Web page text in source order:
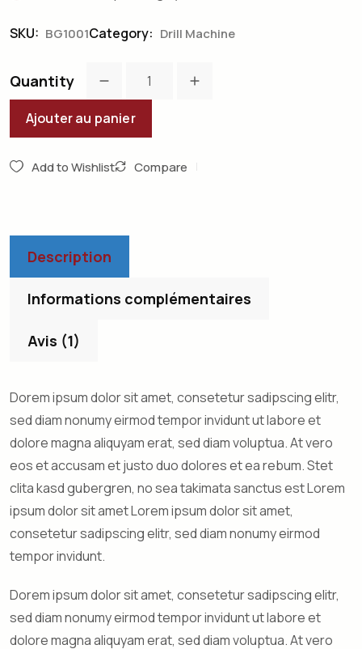
SKU: BG1001Category: Drill Machine
Quantity
Ajouter au panier
Add to Wishlist Compare
Description
Informations complémentaires
Avis (1)
Dorem ipsum dolor sit amet, consetetur sadipscing elitr,
sed diam nonumy eirmod tempor invidunt ut labore et
dolore magna aliquyam erat, sed diam voluptua. At vero
eos et accusam et justo duo dolores et ea rebum. Stet
clita kasd gubergren, no sea takimata sanctus est Lorem
ipsum dolor sit amet Lorem ipsum dolor sit amet,
consetetur sadipscing elitr, sed diam nonumy eirmod
tempor invidunt.
Dorem ipsum dolor sit amet, consetetur sadipscing elitr,
sed diam nonumy eirmod tempor invidunt ut labore et
dolore magna aliquyam erat, sed diam voluptua. At vero